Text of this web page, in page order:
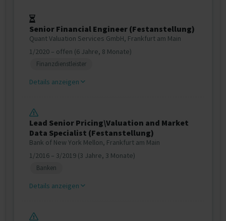
Senior Financial Engineer (Festanstellung)
Quant Valuation Services GmbH, Frankfurt am Main
1/2020 – offen (6 Jahre, 8 Monate)
Finanzdienstleister
Details anzeigen
Lead Senior Pricing\Valuation and Market
Data Specialist (Festanstellung)
Bank of New York Mellon, Frankfurt am Main
1/2016 – 3/2019 (3 Jahre, 3 Monate)
Banken
Details anzeigen